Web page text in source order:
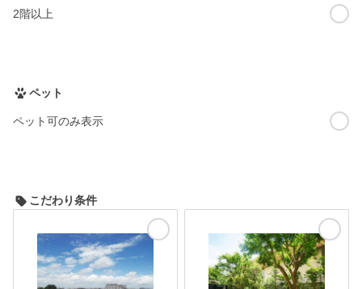
2階以上
ペット
ペット可のみ表示
こだわり条件